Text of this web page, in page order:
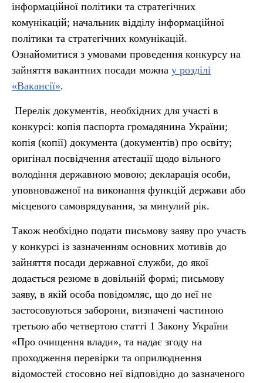
інформаційної політики та стратегічних
комунікацій; начальник відділу інформаційної
політики та стратегічних комунікацій.
Ознайомитися з умовами проведення конкурсу на
зайняття вакантних посади можна у розділі
«Вакансії».
Перелік документів, необхідних для участі в
конкурсі: копія паспорта громадянина України;
копія (копії) документа (документів) про освіту;
оригінал посвідчення атестації щодо вільного
володіння державною мовою; декларація особи,
уповноваженої на виконання функцій держави або
місцевого самоврядування, за минулий рік.
Також необхідно подати письмову заяву про участь
у конкурсі із зазначенням основних мотивів до
зайняття посади державної служби, до якої
додається резюме в довільній формі; письмову
заяву, в якій особа повідомляє, що до неї не
застосовуються заборони, визначені частиною
третьою або четвертою статті 1 Закону України
«Про очищення влади», та надає згоду на
проходження перевірки та оприлюднення
відомостей стосовно неї відповідно до зазначеного